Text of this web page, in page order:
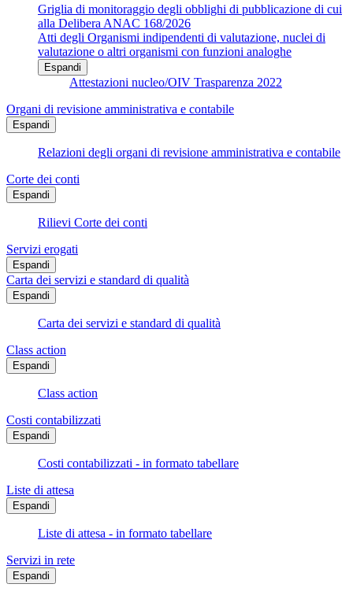
Griglia di monitoraggio degli obblighi di pubblicazione di cui
alla Delibera ANAC 168/2026
Atti degli Organismi indipendenti di valutazione, nuclei di
valutazione o altri organismi con funzioni analoghe
Espandi
Attestazioni nucleo/OIV Trasparenza 2022
Organi di revisione amministrativa e contabile
Espandi
Relazioni degli organi di revisione amministrativa e contabile
Corte dei conti
Espandi
Rilievi Corte dei conti
Servizi erogati
Espandi
Carta dei servizi e standard di qualità
Espandi
Carta dei servizi e standard di qualità
Class action
Espandi
Class action
Costi contabilizzati
Espandi
Costi contabilizzati - in formato tabellare
Liste di attesa
Espandi
Liste di attesa - in formato tabellare
Servizi in rete
Espandi